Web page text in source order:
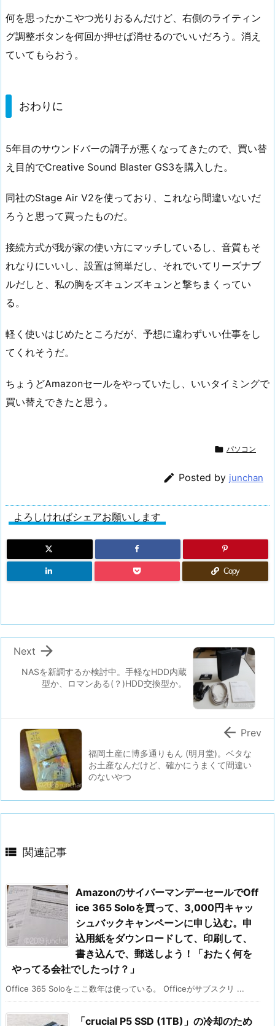
何を思ったかこやつ光りおるんだけど、右側のライティン
グ調整ボタンを何回か押せば消せるのでいいだろう。消え
ていてもらおう。
おわりに
5年目のサウンドバーの調子が悪くなってきたので、買い替
え目的でCreative Sound Blaster GS3を購入した。
同社のStage Air V2を使っており、これなら間違いないだ
ろうと思って買ったものだ。
接続方式が我が家の使い方にマッチしているし、音質もそ
れなりにいいし、設置は簡単だし、それでいてリーズナブ
ルだしと、私の胸をズキュンズキュンと撃ちまくってい
る。
軽く使いはじめたところだが、予想に違わずいい仕事をし
てくれそうだ。
ちょうどAmazonセールをやっていたし、いいタイミングで
買い替えできたと思う。
 パソコン
 Posted by junchan
よろしければシェアお願いします
Copy
NASを新調するか検討中。手軽なHDD内蔵
型か、ロマンある(？)HDD交換型か。

Next
福岡土産に博多通りもん (明月堂)。ベタな
お土産なんだけど、確かにうまくて間違い
のないやつ
 Prev
 関連記事
AmazonのサイバーマンデーセールでOff
ice 365 Soloを買って、3,000円キャッ
シュバックキャンペーンに申し込む。申
込用紙をダウンロードして、印刷して、
書き込んで、郵送しよう！「おたく何を
やってる会社でしたっけ？」
Office 365 Soloをここ数年は使っている。 Officeがサブスクリ ...
「crucial P5 SSD (1TB)」の冷却のため